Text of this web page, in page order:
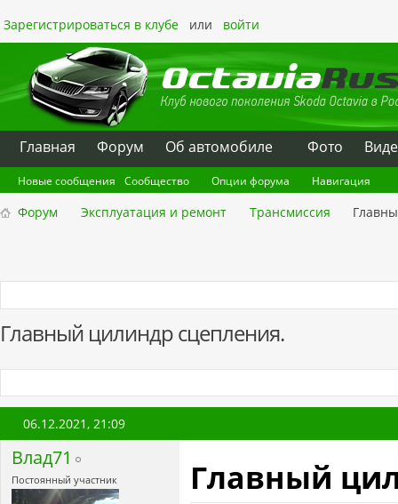
Зарегистрироваться в клубе или войти
Главная Форум Oб автомобиле Фото
Новые сообщения Сообщество Опции форума Навигация
Форум Эксплуатация и ремонт Трансмиссия
Главный цилиндр сцепления.
06.12.2021, 21:09
Влад71
Постоянный участник
Главный